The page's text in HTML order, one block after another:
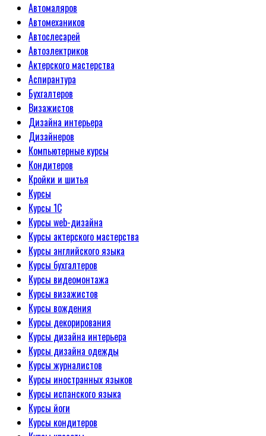
Автомаляров
Автомехаников
Автослесарей
Автоэлектриков
Актерского мастерства
Аспирантура
Бухгалтеров
Визажистов
Дизайна интерьера
Дизайнеров
Компьютерные курсы
Кондитеров
Кройки и шитья
Курсы
Курсы 1С
Курсы web-дизайна
Курсы актерского мастерства
Курсы английского языка
Курсы бухгалтеров
Курсы видеомонтажа
Курсы визажистов
Курсы вождения
Курсы декорирования
Курсы дизайна интерьера
Курсы дизайна одежды
Курсы журналистов
Курсы иностранных языков
Курсы испанского языка
Курсы йоги
Курсы кондитеров